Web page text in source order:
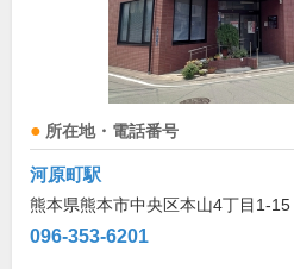
所在地・電話番号
河原町駅
熊本県熊本市中央区本山4丁目1-15
096-353-6201